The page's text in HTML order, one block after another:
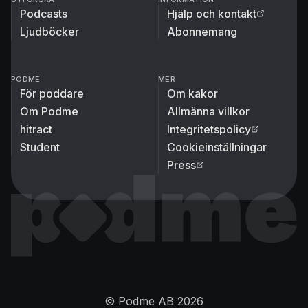
Podcasts
Ljudböcker
Hjälp och kontakt
Abonnemang
PODME
För poddare
Om Podme
hitract
Student
MER
Om kakor
Allmänna villkor
Integritetspolicy
Cookieinställningar
Press
© Podme AB 2026